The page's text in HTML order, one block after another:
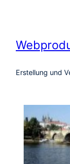
Erstellung und